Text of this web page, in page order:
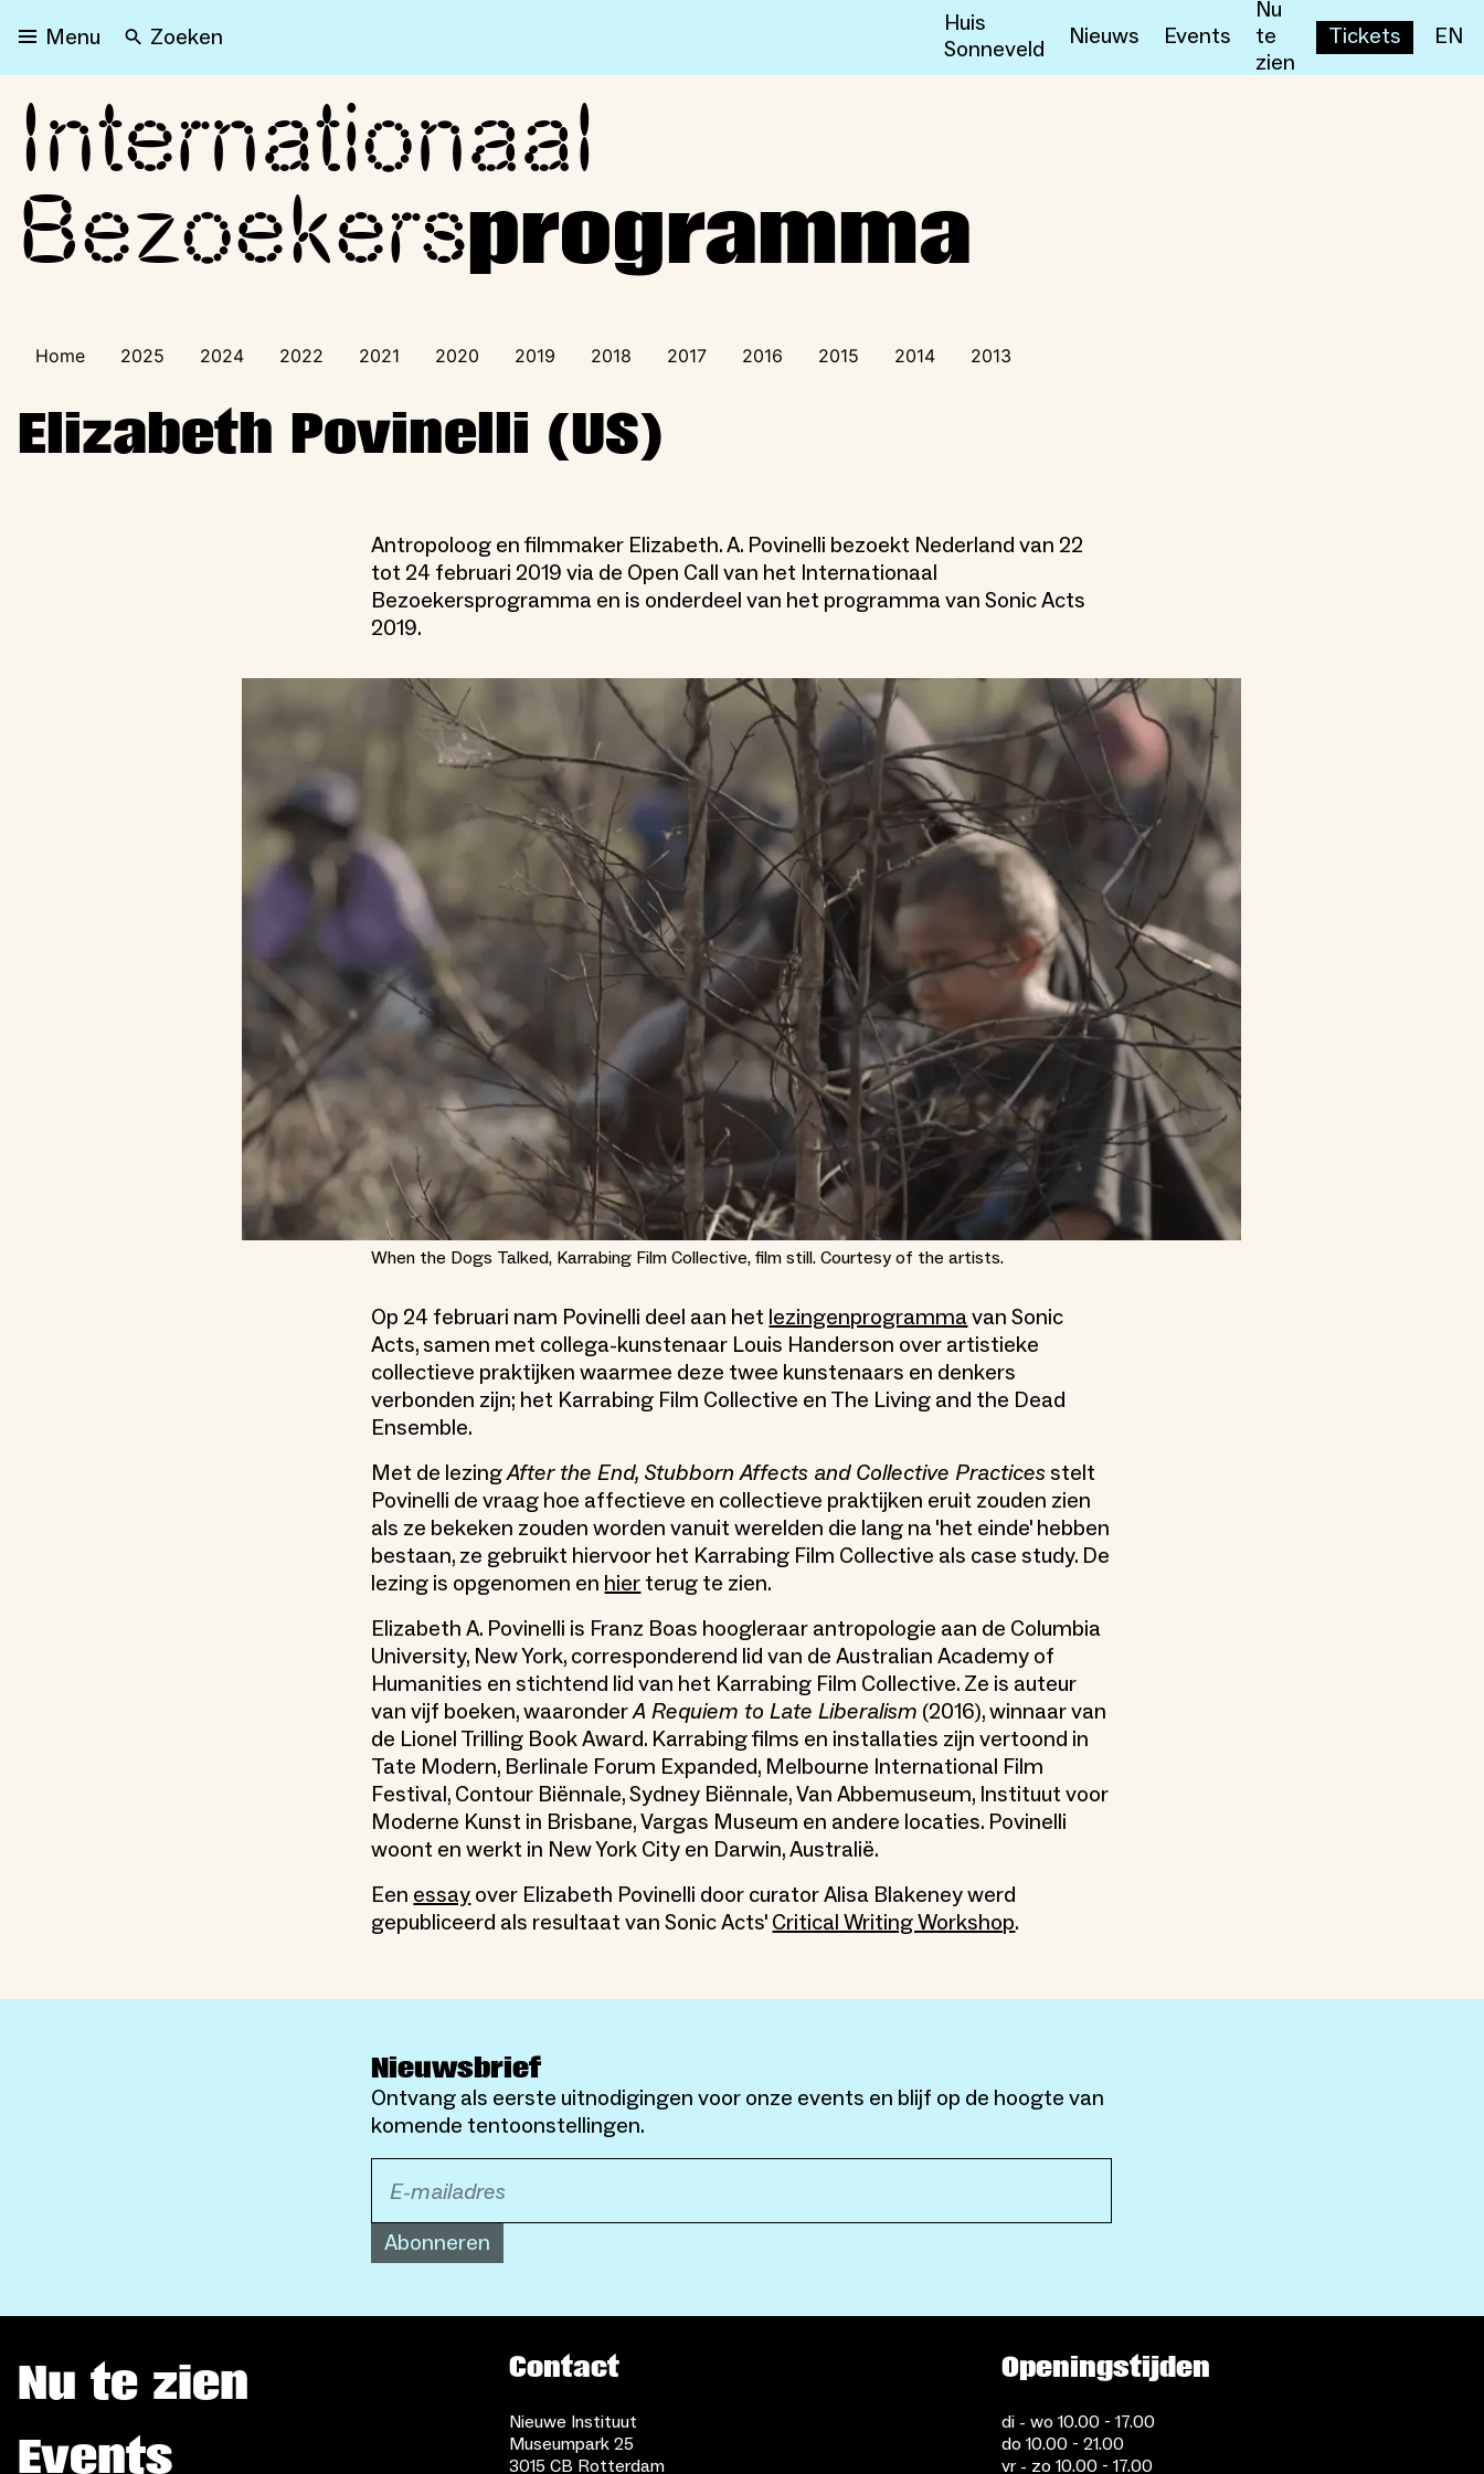
Menu Zoeken
Huis
Sonneveld
Nieuws Events
Nu
te
zien
Tickets EN
Internationaal Bezoekersprogramma
Internationaal
Bezoekersprogramma
Home 2025 2024 2022 2021 2020 2019 2018 2017 2016 2015 2014 2013
Elizabeth Povinelli (US)
Antropoloog en filmmaker Elizabeth. A. Povinelli bezoekt Nederland van 22
tot 24 februari 2019 via de Open Call van het Internationaal
Bezoekersprogramma en is onderdeel van het programma van Sonic Acts
2019.
When the Dogs Talked, Karrabing Film Collective, film still. Courtesy of the artists.
Op 24 februari nam Povinelli deel aan hetlezingenprogrammavan Sonic
Acts, samen met collega-kunstenaar Louis Handerson over artistieke
collectieve praktijken waarmee deze twee kunstenaars en denkers
verbonden zijn; het Karrabing Film Collective en The Living and the Dead
Ensemble.
Met de lezingAfter the End, Stubborn Affects and Collective Practicesstelt
Povinelli de vraag hoe affectieve en collectieve praktijken eruit zouden zien
als ze bekeken zouden worden vanuit werelden die lang na 'het einde' hebben
bestaan, ze gebruikt hiervoor het Karrabing Film Collective als case study. De
lezing is opgenomen enhierterug te zien.
Elizabeth A. Povinelli is Franz Boas hoogleraar antropologie aan de Columbia
University, New York, corresponderend lid van de Australian Academy of
Humanities en stichtend lid van het Karrabing Film Collective. Ze is auteur
van vijf boeken, waaronderA Requiem to Late Liberalism (2016), winnaar van
de Lionel Trilling Book Award. Karrabing films en installaties zijn vertoond in
Tate Modern, Berlinale Forum Expanded, Melbourne International Film
Festival, Contour Biënnale, Sydney Biënnale, Van Abbemuseum, Instituut voor
Moderne Kunst in Brisbane, Vargas Museum en andere locaties. Povinelli
woont en werkt in New York City en Darwin, Australië.
Eenessayover Elizabeth Povinelli door curator Alisa Blakeney werd
gepubliceerd als resultaat van Sonic Acts'Critical Writing Workshop.
Nieuwsbrief
Ontvang als eerste uitnodigingen voor onze events en blijf op de hoogte van
komende tentoonstellingen.
Abonneren
Nu te zien
Events
Contact
Nieuwe Instituut
Museumpark 25
3015 CB Rotterdam
Openingstijden
di - wo 10.00 - 17.00
do 10.00 - 21.00
vr - zo 10.00 - 17.00